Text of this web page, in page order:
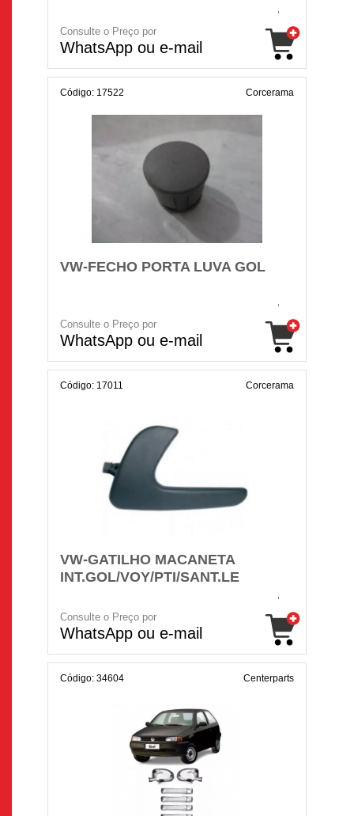
Consulte o Preço por
WhatsApp ou e-mail
Código: 17522 Corcerama
VW-FECHO PORTA LUVA GOL
Consulte o Preço por
WhatsApp ou e-mail
Código: 17011 Corcerama
VW-GATILHO MACANETA
INT.GOL/VOY/PTI/SANT.LE
Consulte o Preço por
WhatsApp ou e-mail
Código: 34604 Centerparts